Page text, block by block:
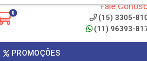
0
Fale
(15) 3305-
(11) 96393-
PROMOÇÕES